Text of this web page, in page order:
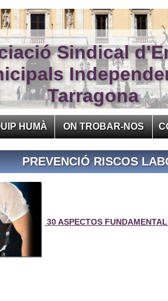
Sindical
Tarragona
HUMÀ ON TROBAR-NOS
PREVENCIÓ RISCOS
30 ASPECTOS